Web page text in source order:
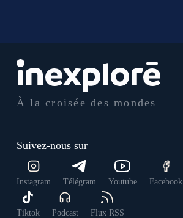
À la croisée des mondes
Suivez-nous sur
Instagram Télégram Youtube Facebook
Tiktok Podcast Flux RSS